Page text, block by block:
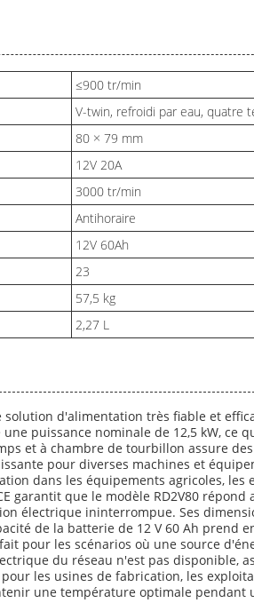
≤900 tr/min
V-twin, refroidi par eau, quatre
80 × 79 mm
12V 20A
3000 tr/min
Antihoraire
12V 60Ah
23
57,5 kg
2,27 L
solution d'alimentation très fiable et
puissance nominale de 12,5 kW,
et à chambre de tourbillon assure
pour diverses machines et
dans les équipements agricoles,
garantit que le modèle RD2V80
électrique ininterrompue. Ses
de la batterie de 12 V 60 Ah
pour les scénarios où une source
du réseau n'est pas disponible,
les usines de fabrication, les
une température optimale